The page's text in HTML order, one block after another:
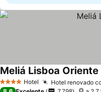
4 EstrelasHotel Hotel renovado
Meliá Lisboa Oriente